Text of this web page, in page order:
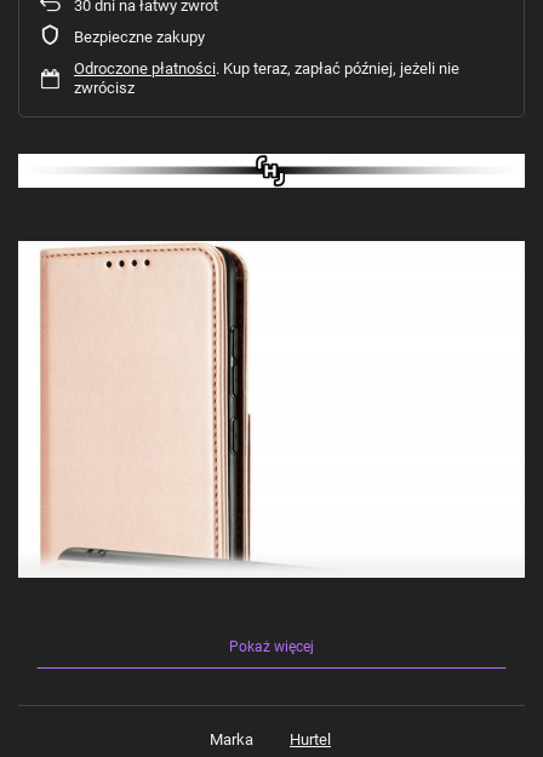
30 dni na łatwy zwrot
Bezpieczne zakupy
Odroczone płatności. Kup teraz, zapłać później, jeżeli nie
zwrócisz
Pokaż więcej
Marka Hurtel